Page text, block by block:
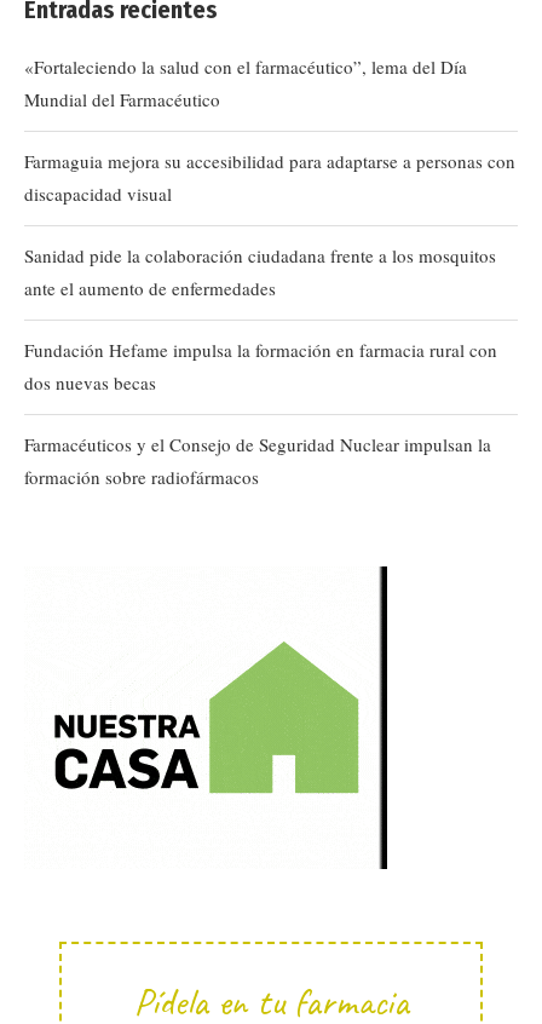
Entradas recientes
«Fortaleciendo la salud con el farmacéutico”, lema del Día
Mundial del Farmacéutico
Farmaguia mejora su accesibilidad para adaptarse a personas con
discapacidad visual
Sanidad pide la colaboración ciudadana frente a los mosquitos
ante el aumento de enfermedades
Fundación Hefame impulsa la formación en farmacia rural con
dos nuevas becas
Farmacéuticos y el Consejo de Seguridad Nuclear impulsan la
formación sobre radiofármacos
Pídela en tu farmacia